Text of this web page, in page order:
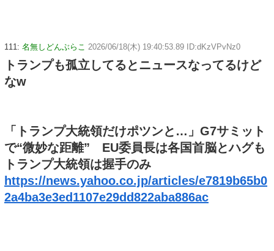
111: 名無しどんぶらこ 2026/06/18(木) 19:40:53.89 ID:dKzVPvNz0
トランプも孤立してるとニュースなってるけど
なw
「トランプ大統領だけポツンと…」G7サミット
で“微妙な距離” EU委員長は各国首脳とハグも
トランプ大統領は握手のみ
https://news.yahoo.co.jp/articles/e7819b65b0
2a4ba3e3ed1107e29dd822aba886ac